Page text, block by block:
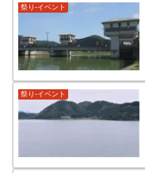
祭り-イベント
祭り-イベント